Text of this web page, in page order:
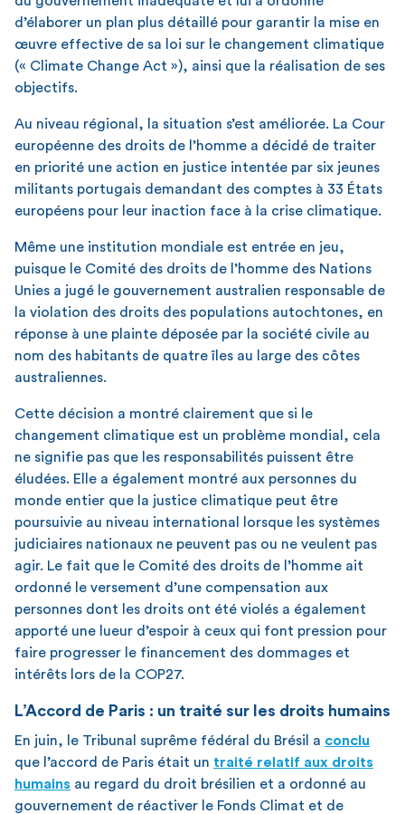
d’élaborer un plan plus détaillé pour garantir la mise en
œuvre effective de sa loi sur le changement climatique
(« Climate Change Act »), ainsi que la réalisation de ses
objectifs.
Au niveau régional, la situation s’est améliorée. La Cour
européenne des droits de l’homme a décidé de traiter
en priorité une action en justice intentée par six jeunes
militants portugais demandant des comptes à 33 États
européens pour leur inaction face à la crise climatique.
Même une institution mondiale est entrée en jeu,
puisque le Comité des droits de l’homme des Nations
Unies a jugé le gouvernement australien responsable de
la violation des droits des populations autochtones, en
réponse à une plainte déposée par la société civile au
nom des habitants de quatre îles au large des côtes
australiennes.
Cette décision a montré clairement que si le
changement climatique est un problème mondial, cela
ne signifie pas que les responsabilités puissent être
éludées. Elle a également montré aux personnes du
monde entier que la justice climatique peut être
poursuivie au niveau international lorsque les systèmes
judiciaires nationaux ne peuvent pas ou ne veulent pas
agir. Le fait que le Comité des droits de l’homme ait
ordonné le versement d’une compensation aux
personnes dont les droits ont été violés a également
apporté une lueur d’espoir à ceux qui font pression pour
faire progresser le financement des dommages et
intérêts lors de la COP27.
L’Accord de Paris : un traité sur les droits humains
En juin, le Tribunal suprême fédéral du Brésil a conclu
que l’accord de Paris était un traité relatif aux droits
humains au regard du droit brésilien et a ordonné au
gouvernement de réactiver le Fonds Climat et de